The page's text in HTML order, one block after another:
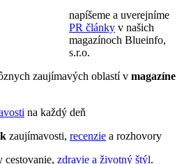
napíšeme a uverejníme
PR články v našich
magazínoch Blueinfo,
s.r.o.
zaujímavých oblastí v magazíne
na každý deň
zaujímavosti, recenzie a rozhovory
cestovanie, zdravie a životný štýl.